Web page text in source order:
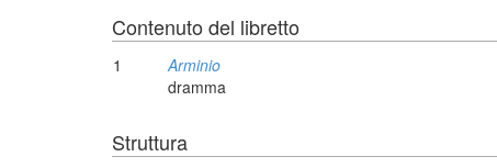
Contenuto del libretto
1
Arminio
dramma
Struttura